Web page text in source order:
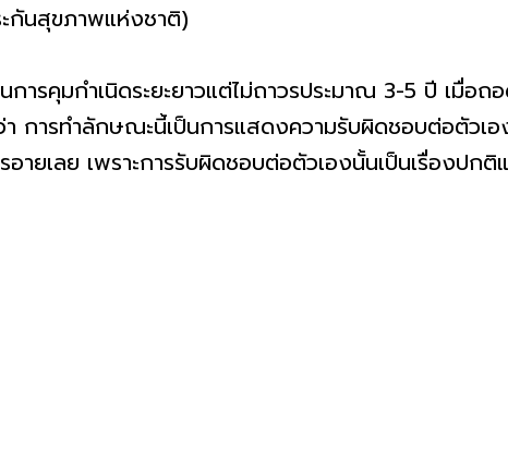
กันสุขภาพแห่งชาติ)
ารคุมกำเนิดระยะยาวแต่ไม่ถาวรประมาณ 3-5 ปี เมื่อ
การทำลักษณะนี้เป็นการแสดงความรับผิดชอบต่อตัวเอ
อายเลย เพราะการรับผิดชอบต่อตัวเองนั้นเป็นเรื่องปก